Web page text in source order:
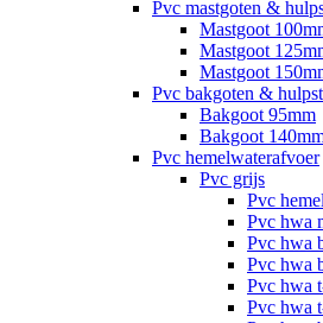
Pvc mastgoten &
Mastgoot
Mastgoot
Mastgoot
Pvc bakgoten &
Bakgoot 95mm
Bakgoot
Pvc hemelwaterafvoer
Pvc grijs
Pvc
Pvc hwa
Pvc hwa
Pvc hwa
Pvc hwa
Pvc hwa